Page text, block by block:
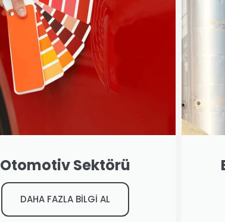
Otomotiv Sektörü
DAHA FAZLA BİLGİ AL